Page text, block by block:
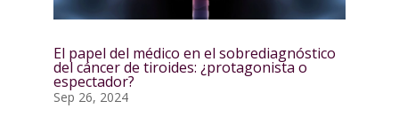
El papel del médico en el sobrediagnóstico
del cáncer de tiroides: ¿protagonista o
espectador?
Sep 26, 2024